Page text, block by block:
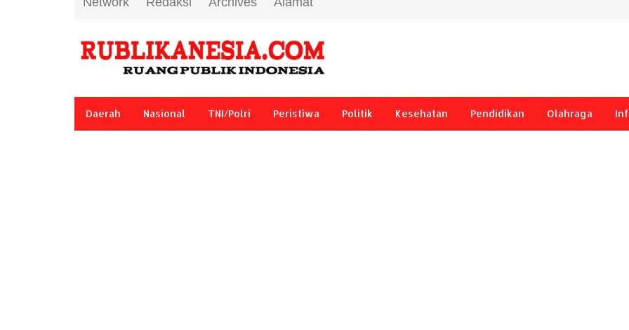
Daerah Nasional TNI/Polri Peristiwa Politik Kesehatan Pendidikan Olahraga